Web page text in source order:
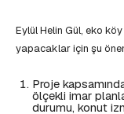
Eylül Helin Gül, eko
yapacaklar için şu
Proje
ölçekli imar
durumu, konut